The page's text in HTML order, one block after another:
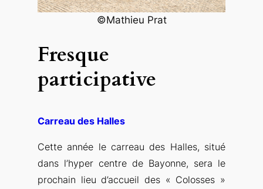
Fresque
participative
Carreau des Halles
Cette année le carreau des Halles, situé
dans l’hyper centre de Bayonne, sera le
prochain lieu d’accueil des « Colosses »
©Mathieu Prat